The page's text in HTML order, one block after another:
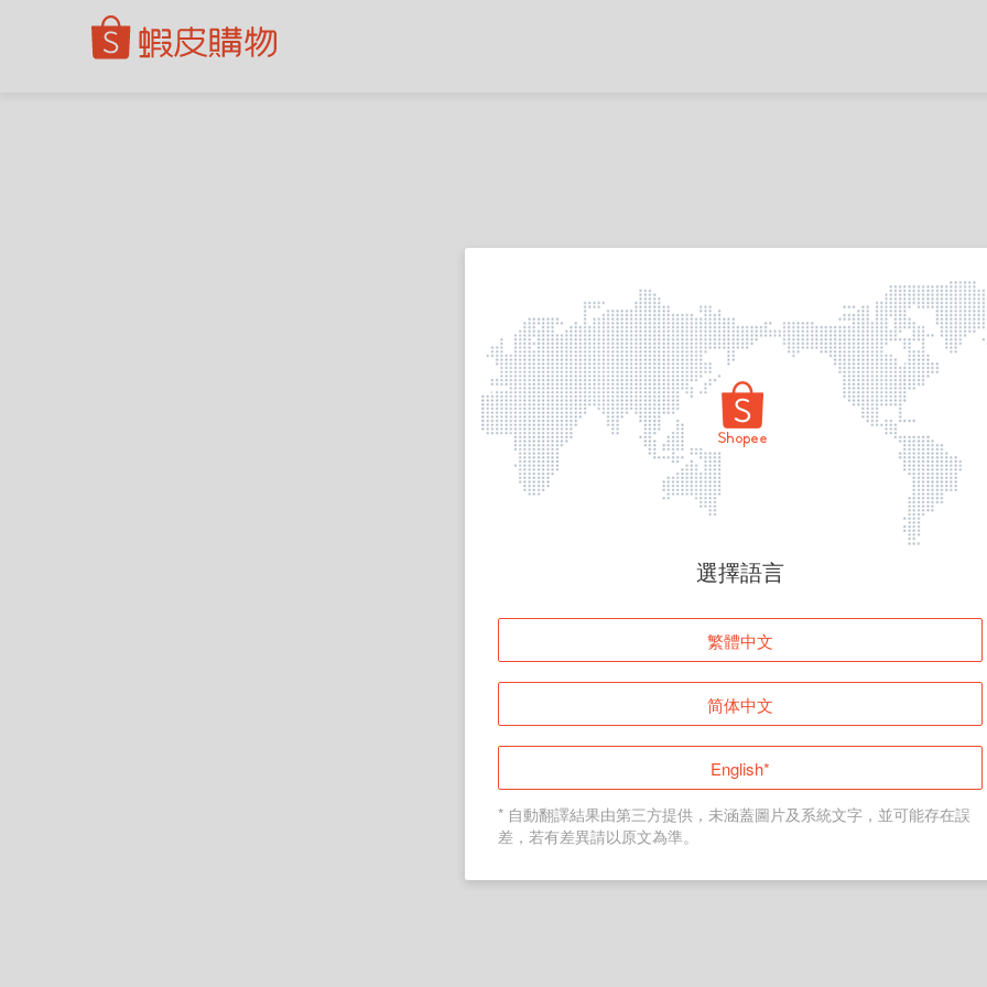
頁面無法顯示
登入
返回首頁
選擇語言
繁體中文
简体中文
English*
* 自動翻譯結果由第三方提供，未涵蓋圖片及系統文字，並可能存在誤
差，若有差異請以原文為準。